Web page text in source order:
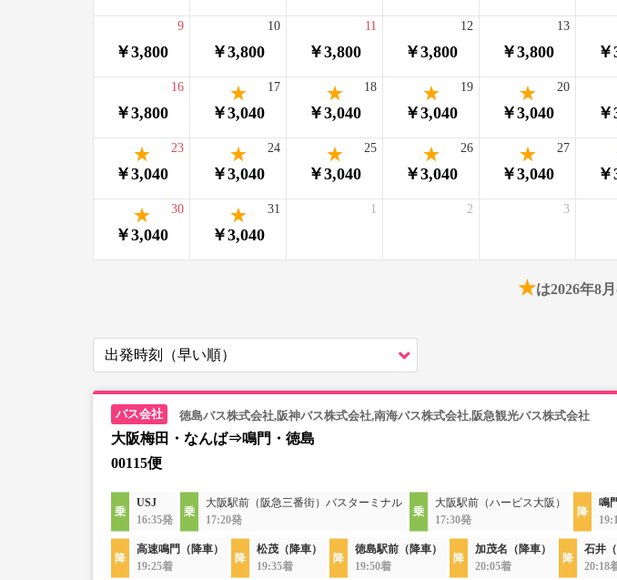
￥3,800
9
￥3,800
10
￥3,800
11
￥3,800
12
￥3,800
13
￥3,800
16
￥3,040
17
￥3,040
18
￥3,040
19
￥3,040
20
￥3,040
23
￥3,040
24
￥3,040
25
￥3,040
26
￥3,040
27
￥3,040
30
￥3,040
31 1 2 3
★は2026年8
徳島バス株式会社,阪神バス株式会社,南海バス株式会社,阪急観光バス株式会社
大阪梅田・なんば⇒鳴門・徳島
00115便
USJ
16:35発
大阪駅前（阪急三番街）バスターミナル
17:20発
大阪駅前（ハービス大阪）
17:30発
鳴
高速鳴門（降車）
19:25着
松茂（降車）
19:35着
徳島駅前（降車）
19:50着
加茂名（降車）
20:05着
石井（
20:18